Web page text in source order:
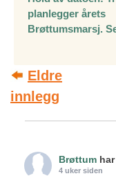
planlegger årets
Brøttumsmarsj.
Post
navigation
Eldre
innlegg
Brøttum
4 uker siden